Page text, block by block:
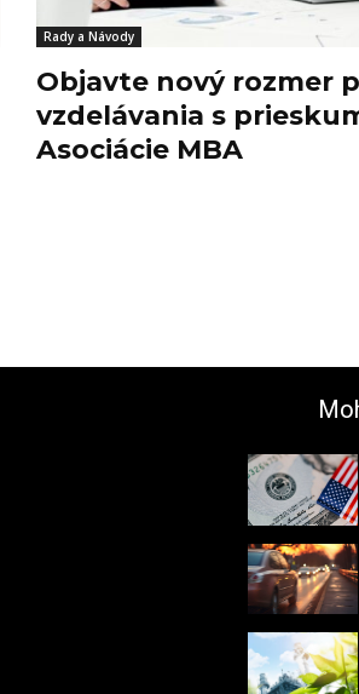
Rady a Návody
Objavte nový rozmer
vzdelávania s
Asociácie MBA